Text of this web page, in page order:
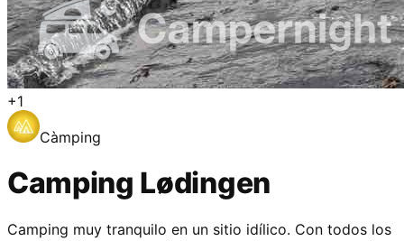
+1
Càmping
Camping Lødingen
Camping muy tranquilo en un sitio idílico. Con todos los